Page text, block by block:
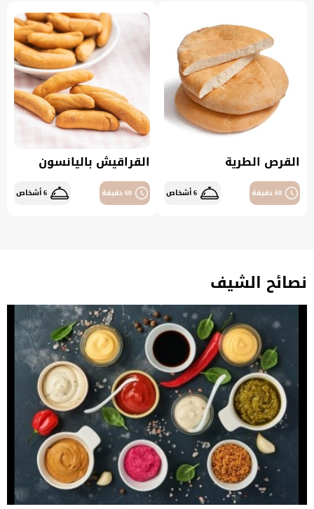
القرص الطرية
60 دقيقة 6 أشخاص
القراقيش باليانسون
60 دقيقة 6 أشخاص
نصائح الشيف